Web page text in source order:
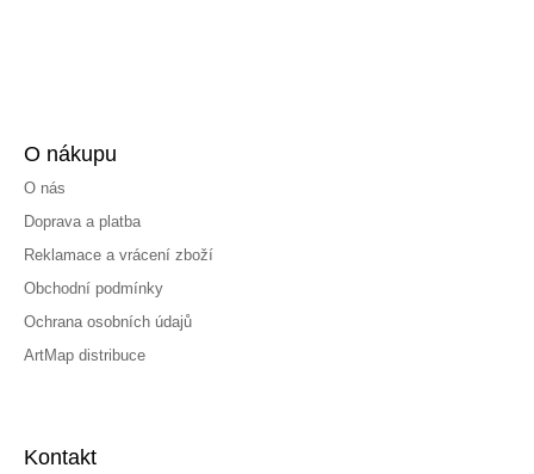
O nákupu
O nás
Doprava a platba
Reklamace a vrácení zboží
Obchodní podmínky
Ochrana osobních údajů
ArtMap distribuce
Kontakt